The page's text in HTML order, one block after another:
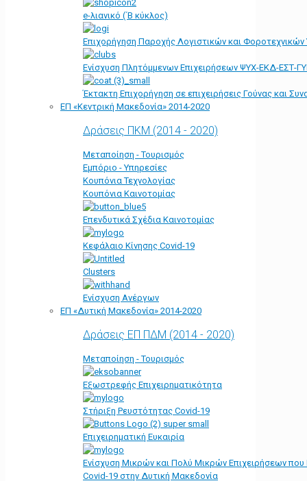
e-λιανικό (΄Β κύκλος)
Επιχορήγηση Παροχής Λογιστικών και
Ενίσχυση Πλητόμμενων Επιχειρήσεων ΨΥΧ-ΕΚΔ-ΕΣΤ-
Έκτακτη Επιχορήγηση σε επιχειρήσεις Γούνας και
ΕΠ «Kεντρική Μακεδονία» 2014-2020
Δράσεις ΠΚΜ (2014 - 2020)
Μεταποίηση - Τουρισμός
Εμπόριο - Υπηρεσίες
Κουπόνια Τεχνολογίας
Κουπόνια Καινοτομίας
Επενδυτικά Σχέδια Καινοτομίας
Κεφάλαιο Κίνησης Covid-19
Clusters
Ενίσχυση Ανέργων
ΕΠ «Δυτική Μακεδονία» 2014-2020
Δράσεις ΕΠ ΠΔΜ (2014 - 2020)
Μεταποίηση - Τουρισμός
Εξωστρεφής Επιχειρηματικότητα
Στήριξη Ρευστότητας Covid-19
Επιχειρηματική Ευκαιρία
Ενίσχυση Μικρών και Πολύ Μικρών Επιχειρήσεων
Covid-19 στην Δυτική Μακεδονία